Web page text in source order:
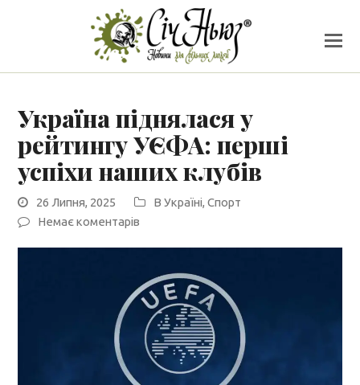
Україна піднялася у
рейтингу УЄФА: перші
успіхи наших клубів
26 Липня, 2025 В Україні,Спорт
Немає коментарів